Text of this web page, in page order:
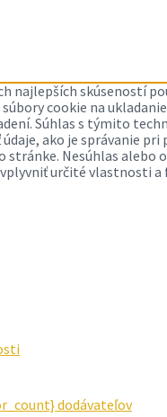
najlepších skúseností
cookie na
Súhlas s týmito
ako je správanie
stránke. Nesúhlas alebo
určité vlastnosti a
dodávateľov